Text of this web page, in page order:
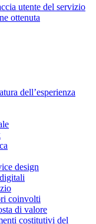
utente del servizio
ottenuta
dell’esperienza
design
coinvolti
di valore
costitutivi del